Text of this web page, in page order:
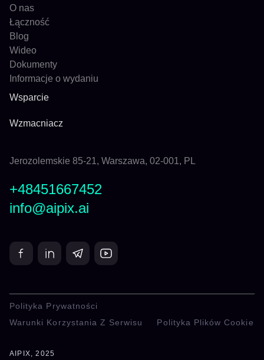
O nas
Łączność
Blog
Wideo
Dokumenty
Informacje o wydaniu
Wsparcie
Wzmacniacz
Jerozolemskie 85-21, Warszawa, 02-001, PL
+48451667452
info@aipix.ai
Polityka Prywatności
Warunki Korzystania Z Serwisu
Polityka Plików Cookie
AIPIX, 2025